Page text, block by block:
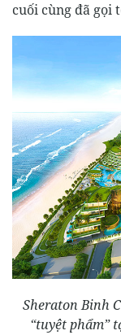
cuối cùng đã gọi
Sheraton Binh
“tuyệt phẩm”